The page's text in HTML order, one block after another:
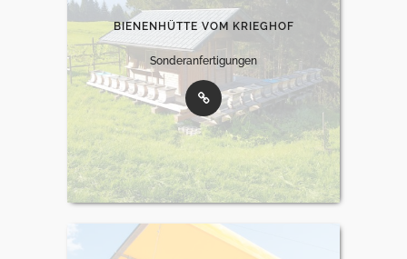
BIENENHÜTTE VOM KRIEGHOF
Sonderanfertigungen